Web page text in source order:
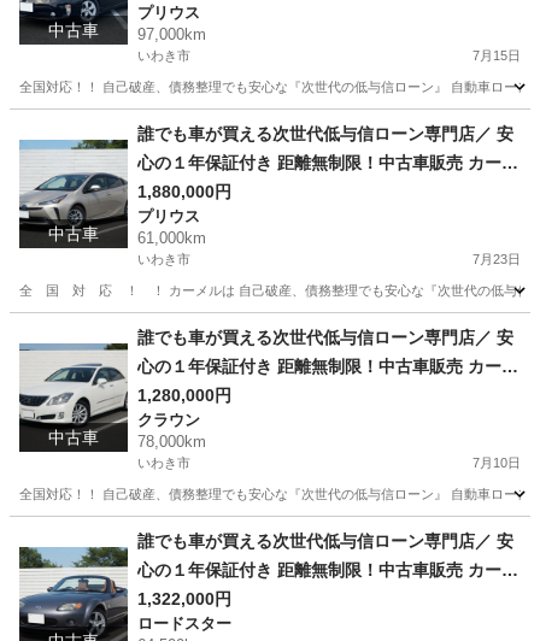
中古車
97000㌔
プリウス
97,000km
いわき市 7月15日
全国対応！！ 自己破産、債務整理でも安心な『次世代の低与信ローン』 自動車ロー
プリウス 車両
中古車
誰でも車が買える次世代低与信ローン専門店／ 安
心の１年保証付き 距離無制限！中古車販売 カーメ
ル福島本店 令和2年 トヨタ プリウス Ａ 61
000㌔
1,880,000円
プリウス
61,000km
いわき市 7月23日
全 国 対 応 ！ ！ カーメルは 自己破産、債務整理でも安心な『次世代
プリウス ローン
中古車
誰でも車が買える次世代低与信ローン専門店／ 安
心の１年保証付き 距離無制限！中古車販売 カーメ
ル福島本店 平成20年 トヨタ クラウン Ｒサル
ーンナビ 78000㌔
1,280,000円
クラウン
78,000km
いわき市 7月10日
全国対応！！ 自己破産、債務整理でも安心な『次世代の低与信ローン』 自動車ロー
クラウン 車両
誰でも車が買える次世代低与信ローン専門店／ 安
心の１年保証付き 距離無制限！中古車販売 カーメ
ル福島本店 平成17年 マツダ ロードスター 1.5
Ｓ 64500㌔
1,322,000円
ロードスター